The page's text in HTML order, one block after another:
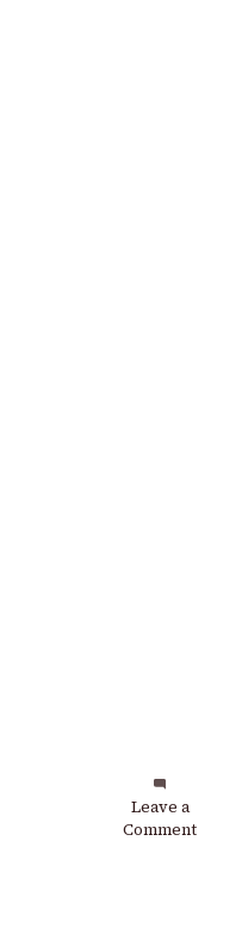
Leave a
Comment
on
Volkswagen